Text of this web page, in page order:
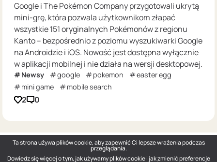
Google i The Pokémon Company przygotowali ukrytą
mini-grę, która pozwala użytkownikom złapać
wszystkie 151 oryginalnych Pokémonów z regionu
Kanto – bezpośrednio z poziomu wyszukiwarki Google
na Androidzie i iOS. Nowość jest dostępna wyłącznie
w aplikacji mobilnej i nie działa na wersji desktopowej.
Newsy google pokemon
easter egg
mini game
mobile search
2 0
Ta strona używa plików cookie, aby zapewnić Ci lepsze wrażenia podczas
przeglądania.
Dowiedz się więcej o tym, jak używamy plików cookie i jak zmienić preferencje